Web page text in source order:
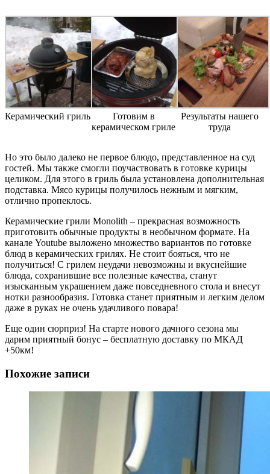
Керамический гриль
Готовим в
керамическом гриле
Результаты нашего
труда
Но это было далеко не первое блюдо, представленное на суд
гостей. Мы также смогли поучаствовать в готовке курицы
целиком. Для этого в гриль была установлена дополнительная
подставка. Мясо курицы получилось нежным и мягким,
отлично пропеклось.
Керамические грили Monolith – прекрасная возможность
приготовить обычные продукты в необычном формате. На
канале Youtube выложено множество вариантов по готовке
блюд в керамических грилях. Не стоит бояться, что не
получиться! С грилем неудачи невозможны и вкуснейшие
блюда, сохранившие все полезные качества, станут
изысканным украшением даже повседневного стола и внесут
нотки разнообразия. Готовка станет приятным и легким делом
даже в руках не очень удачливого повара!
Еще один сюрприз! На старте нового дачного сезона мы
дарим приятный бонус – бесплатную доставку по МКАД
+50км!
Похожие записи